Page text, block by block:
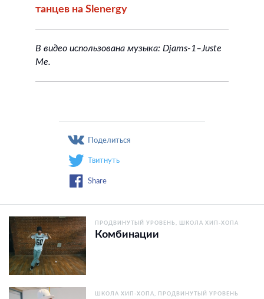
танцев на Slenergy
В видео использована музыка: Djams-1–Juste
Me.
Поделиться
Твитнуть
Share
ПРОДВИНУТЫЙ УРОВЕНЬ ШКОЛА ХИП-ХОПА
Комбинации
ШКОЛА ХИП-ХОПА ПРОДВИНУТЫЙ УРОВЕНЬ